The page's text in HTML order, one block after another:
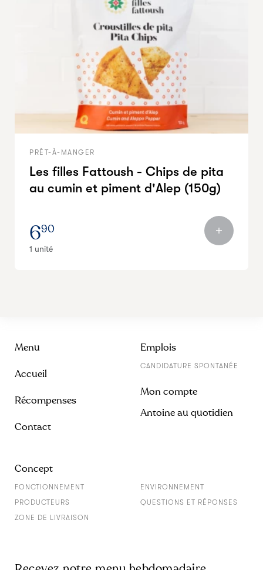
PRÊT-À-MANGER
Les filles Fattoush - Chips de pita
au cumin et piment d'Alep (150g)
690
1 unité
Menu
Accueil
Récompenses
Contact
Emplois
CANDIDATURE SPONTANÉE
Mon compte
Antoine au quotidien
Concept
FONCTIONNEMENT
ENVIRONNEMENT
PRODUCTEURS
QUESTIONS ET RÉPONSES
ZONE DE LIVRAISON